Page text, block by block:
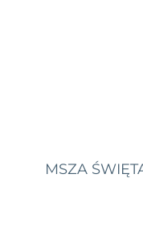
MSZA